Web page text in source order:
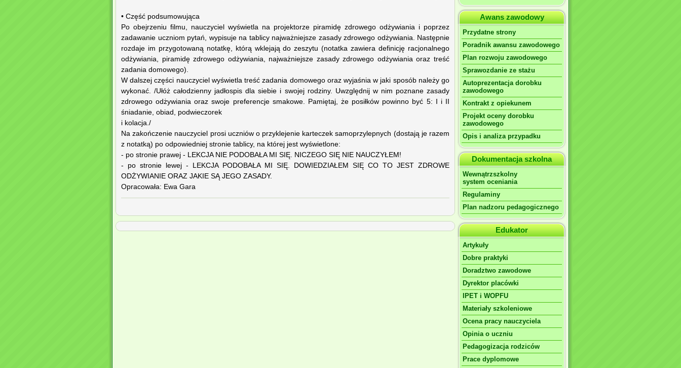
• Część podsumowująca
Po obejrzeniu filmu, nauczyciel wyświetla na projektorze piramidę zdrowego odżywiania i poprzez
zadawanie uczniom pytań, wypisuje na tablicy najważniejsze zasady zdrowego odżywiania. Następnie
rozdaje im przygotowaną notatkę, którą wklejają do zeszytu (notatka zawiera definicję racjonalnego
odżywiania, piramidę zdrowego odżywiania, najważniejsze zasady zdrowego odżywiania oraz treść
zadania domowego).
W dalszej części nauczyciel wyświetla treść zadania domowego oraz wyjaśnia w jaki sposób należy go
wykonać. /Ułóż całodzienny jadłospis dla siebie i swojej rodziny. Uwzględnij w nim poznane zasady
zdrowego odżywiania oraz swoje preferencje smakowe. Pamiętaj, że posiłków powinno być 5: I i II
śniadanie, obiad, podwieczorek
i kolacja./
Na zakończenie nauczyciel prosi uczniów o przyklejenie karteczek samoprzylepnych (dostają je razem
z notatką) po odpowiedniej stronie tablicy, na której jest wyświetlone:
- po stronie prawej - LEKCJA NIE PODOBAŁA MI SIĘ. NICZEGO SIĘ NIE NAUCZYŁEM!
- po stronie lewej - LEKCJA PODOBAŁA MI SIĘ. DOWIEDZIAŁEM SIĘ CO TO JEST ZDROWE
ODŻYWIANIE ORAZ JAKIE SĄ JEGO ZASADY.
Opracowała: Ewa Gara
Awans zawodowy
Przydatne strony
Poradnik awansu zawodowego
Plan rozwoju zawodowego
Sprawozdanie ze stażu
Autoprezentacja dorobku
zawodowego
Kontrakt z opiekunem
Projekt oceny dorobku
zawodowego
Opis i analiza przypadku
Dokumentacja szkolna
Wewnątrzszkolny
system oceniania
Regulaminy
Plan nadzoru pedagogicznego
Edukator
Artykuły
Dobre praktyki
Doradztwo zawodowe
Dyrektor placówki
IPET i WOPFU
Materiały szkoleniowe
Ocena pracy nauczyciela
Opinia o uczniu
Pedagogizacja rodziców
Prace dyplomowe